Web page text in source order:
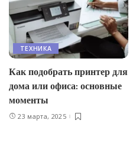
ТЕХНИКА
Как подобрать принтер для
дома или офиса: основные
моменты
23 марта, 2025